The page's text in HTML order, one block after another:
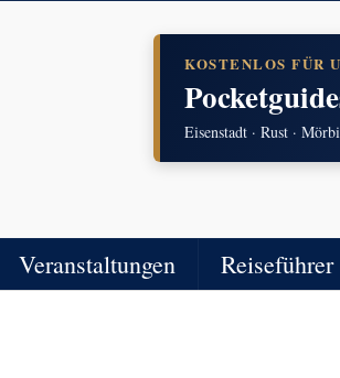
KOSTENLOS FÜR
Eisenstadt · Rust ·
Veranstaltungen Reiseführer